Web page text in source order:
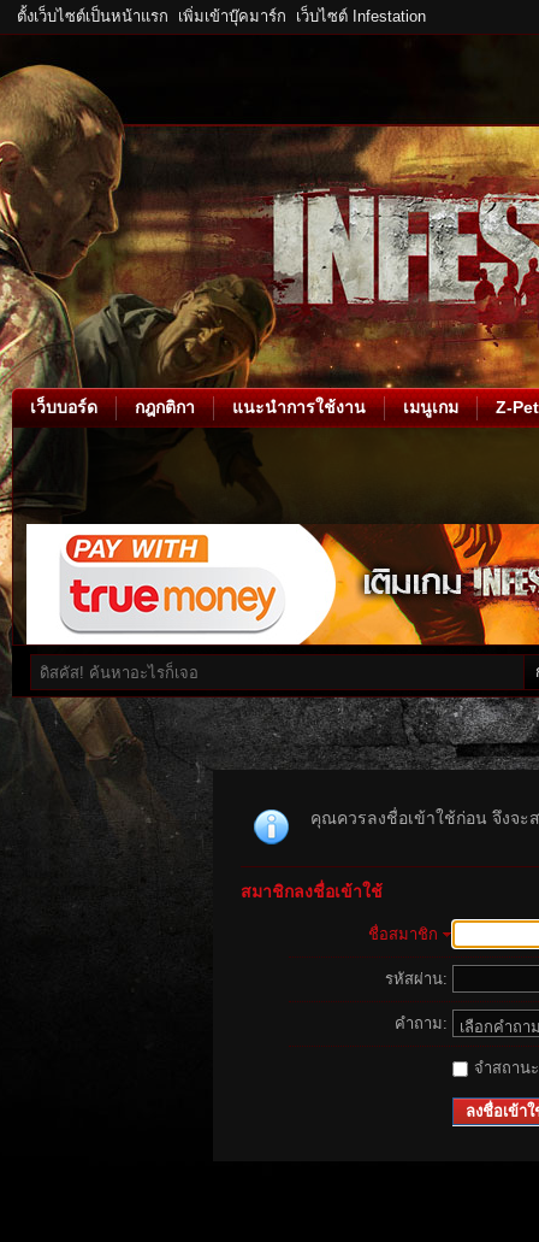
ตั้งเว็บไซต์เป็นหน้าแรก เพิ่มเข้าบุ๊คมาร์ก เว็บไซต์ Infestation
เว็บบอร์ด กฎกติกา แนะนำการใช้งาน เมนูเกม Z-Pet
คุณควรลงชื่อเข้าใช้ก่อน จึงจะ
สมาชิกลงชื่อเข้าใช้
ชื่อสมาชิก
รหัสผ่าน:
คำถาม:
จำสถาน
ลงชื่อเข้าใ